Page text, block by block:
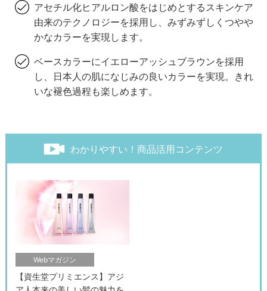
アセチル化ヒアルロン酸をはじめとするスキンケア
由来のテクノロジーを採用し、みずみずしくつやや
かなカラーを実現します。
ベースカラーにイエローアッシュブラウンを採用
し、日本人の肌になじみの良いカラーを実現。きれ
いな褪色過程も楽しめます。
わかりやすい！商品活用コンテンツ
Webマガジン
【資生堂プリミエンス】アジ